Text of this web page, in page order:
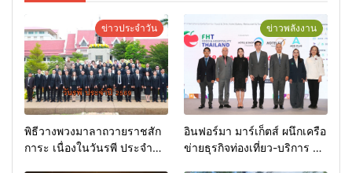
ข่าวประจำวัน
พิธีวางพวงมาลาถวายราชสัก
การะ เนื่องในวันรพี ประจำปี
ข่าวพลังงาน
อินฟอร์มา มาร์เก็ตส์ ผนึกเครือ
ข่ายธุรกิจท่องเที่ยว-บริการ จัด